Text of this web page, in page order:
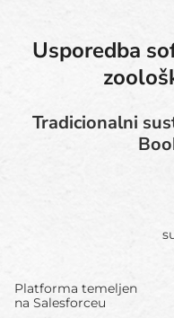
Usporedba
Tradicionalni
Platforma temeljen
na Salesforceu